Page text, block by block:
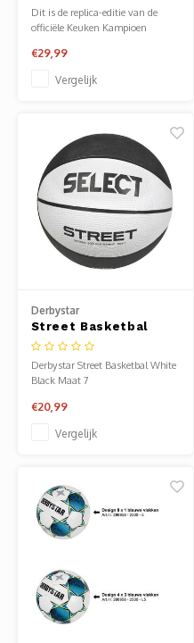
Dit is de replica-editie van de
officiële Keuken Kampioen
‘24/’25
€29,99
Vergelijk
Derbystar
Street Basketbal
White Black Maat 7
Derbystar Street Basketbal White
Black Maat 7
€20,99
Vergelijk